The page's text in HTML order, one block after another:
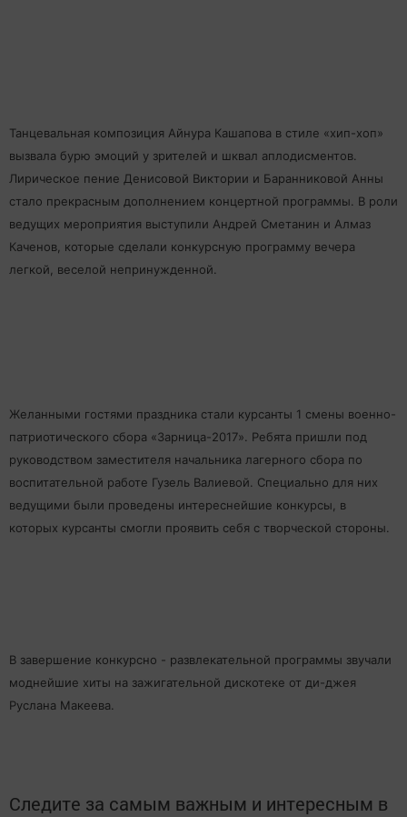
Танцевальная композиция Айнура Кашапова в стиле «хип-хоп»
вызвала бурю эмоций у зрителей и шквал аплодисментов.
Лирическое пение Денисовой Виктории и Баранниковой Анны
стало прекрасным дополнением концертной программы. В роли
ведущих мероприятия выступили Андрей Сметанин и Алмаз
Каченов, которые сделали конкурсную программу вечера
легкой, веселой непринужденной.
Желанными гостями праздника стали курсанты 1 смены военно-
патриотического сбора «Зарница-2017». Ребята пришли под
руководством заместителя начальника лагерного сбора по
воспитательной работе Гузель Валиевой. Специально для них
ведущими были проведены интереснейшие конкурсы, в
которых курсанты смогли проявить себя с творческой стороны.
В завершение конкурсно - развлекательной программы звучали
моднейшие хиты на зажигательной дискотеке от ди-джея
Руслана Макеева.
Следите за самым важным и интересным в